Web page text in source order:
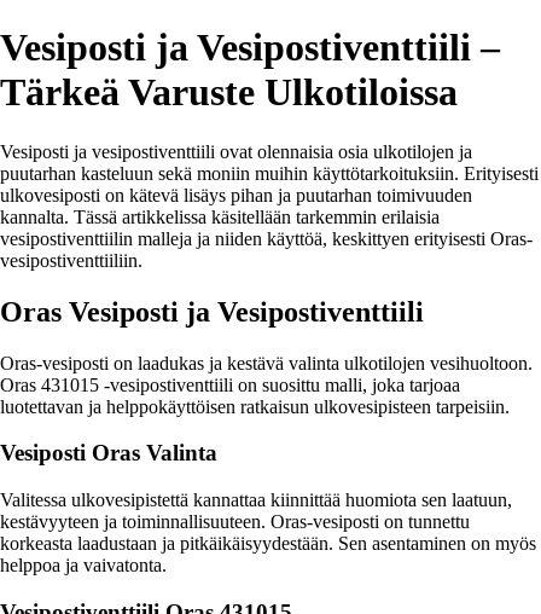
Vesiposti ja Vesipostiventtiili –
Tärkeä Varuste Ulkotiloissa
Vesiposti ja vesipostiventtiili ovat olennaisia osia ulkotilojen ja
puutarhan kasteluun sekä moniin muihin käyttötarkoituksiin. Erityisesti
ulkovesiposti on kätevä lisäys pihan ja puutarhan toimivuuden
kannalta. Tässä artikkelissa käsitellään tarkemmin erilaisia
vesipostiventtiilin malleja ja niiden käyttöä, keskittyen erityisesti Oras-
vesipostiventtiiliin.
Oras Vesiposti ja Vesipostiventtiili
Oras-vesiposti on laadukas ja kestävä valinta ulkotilojen vesihuoltoon.
Oras 431015 -vesipostiventtiili on suosittu malli, joka tarjoaa
luotettavan ja helppokäyttöisen ratkaisun ulkovesipisteen tarpeisiin.
Vesiposti Oras Valinta
Valitessa ulkovesipistettä kannattaa kiinnittää huomiota sen laatuun,
kestävyyteen ja toiminnallisuuteen. Oras-vesiposti on tunnettu
korkeasta laadustaan ja pitkäikäisyydestään. Sen asentaminen on myös
helppoa ja vaivatonta.